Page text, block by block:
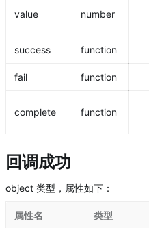
value number
success function
fail function
complete function
回调成功
object 类型，属性如下：
属性名 类型